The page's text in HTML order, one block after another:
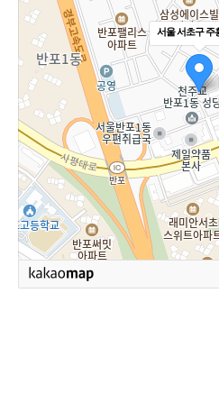
서울 서초구 주